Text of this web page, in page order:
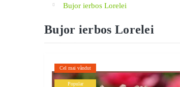
Bujor ierbos Lorelei
Bujor ierbos Lorelei
Cel mai vândut
Popular